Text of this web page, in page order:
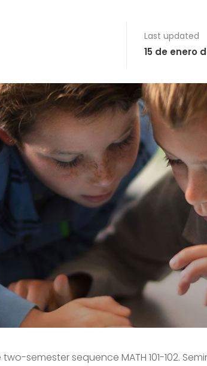
Last updated
15 de enero
semester sequence MATH 101-102.